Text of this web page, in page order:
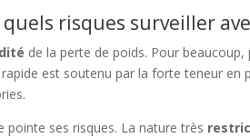
risques surveiller
de la perte de poids. Pour
est soutenu par la forte teneur
ses risques. La nature très